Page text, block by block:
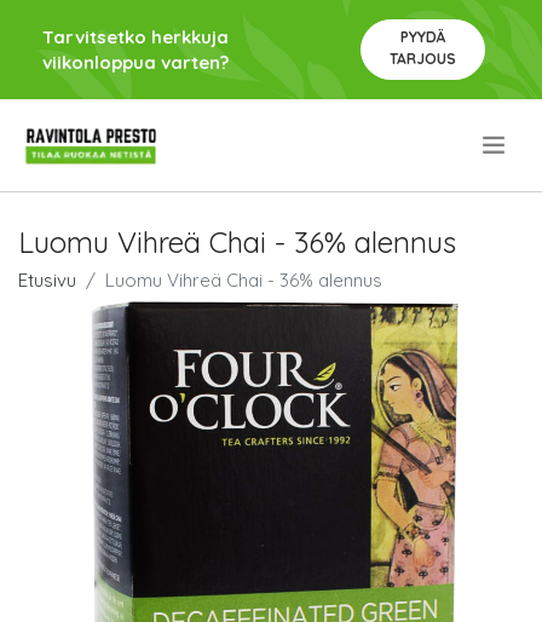
Tarvitsetko herkkuja
viikonloppua varten?
PYYDÄ
TARJOUS
Luomu Vihreä Chai - 36% alennus
Etusivu Luomu Vihreä Chai - 36% alennus